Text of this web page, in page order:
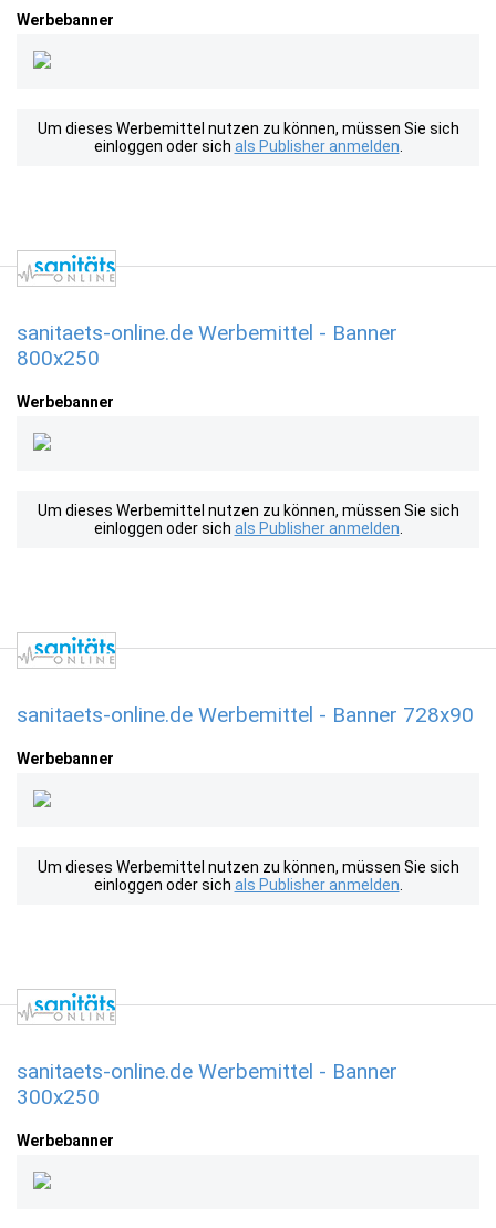
Werbebanner
Um dieses Werbemittel nutzen zu können, müssen Sie sich
einloggen oder sich als Publisher anmelden
sanitaets-online.de Werbemittel - Banner
800x250
Werbebanner
Um dieses Werbemittel nutzen zu können, müssen Sie sich
einloggen oder sich als Publisher anmelden
sanitaets-online.de Werbemittel - Banner 728x90
Werbebanner
Um dieses Werbemittel nutzen zu können, müssen Sie sich
einloggen oder sich als Publisher anmelden
sanitaets-online.de Werbemittel - Banner
300x250
Werbebanner